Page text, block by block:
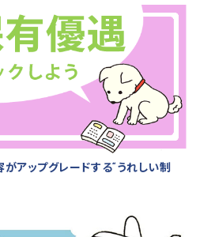
アップグレードする“うれしい制